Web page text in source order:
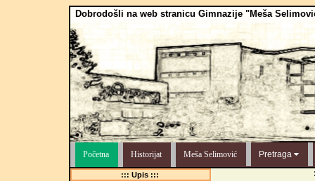
Dobrodošli na web stranicu Gimnazije "Meša
Početna Historijat Meša Selimović Pretraga
::: Upis :::